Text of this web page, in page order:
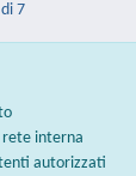
7
rete interna
autorizzati